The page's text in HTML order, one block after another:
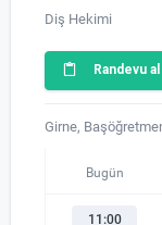
Diş Hekimi
Randevu al
Girne,
Bugün
11:00